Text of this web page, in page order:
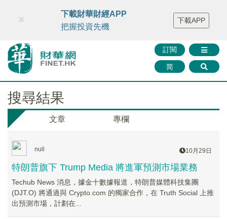
財華智庫網 FINTV FINMETA 財華證券 媒體矩陣
智庫沙龍
聯絡我們
訂閱
简
×
下載財華財經APP
把握投資先機
下載APP
搜尋結果
文章 專欄
null 10月29日
特朗普旗下 Trump Media 將進軍預測市場業務
Techub News 消息，據金十數據報道，特朗普媒體科技集團
(DJT.O) 將通過與 Crypto.com 的獨家合作，在 Truth Social 上推
出預測市場，計劃在...